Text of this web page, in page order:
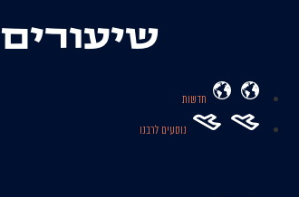
שיעורים
חדשות
נוסעים לרבנו